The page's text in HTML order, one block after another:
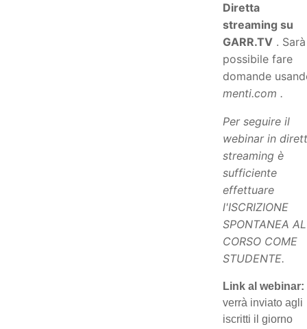
Diretta
streaming su
GARR.TV . Sarà
possibile fare
domande
menti.com .
Per seguire il
webinar in
streaming è
sufficiente
effettuare
l'ISCRIZIONE
SPONTANEA AL
CORSO COME
STUDENTE.
Link al webinar:
verrà inviato agli
iscritti il giorno